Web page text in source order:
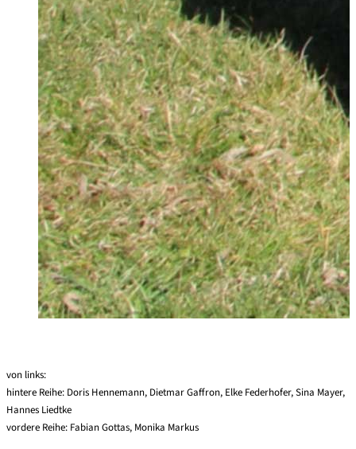
von links:
hintere Reihe: Doris Hennemann, Dietmar Gaffron, Elke Federhofer, Sina Mayer,
Hannes Liedtke
vordere Reihe: Fabian Gottas, Monika Markus